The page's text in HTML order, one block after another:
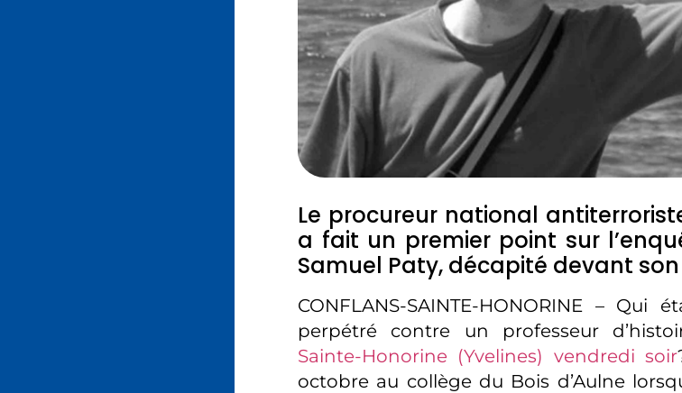
Le procureur national
a fait un premier point sur
Samuel Paty, décapité devant
CONFLANS-SAINTE-HONORINE – Qui
perpétré contre un professeur
Sainte-Honorine (Yvelines) vendredi soir
octobre au collège du Bois d’Aulne